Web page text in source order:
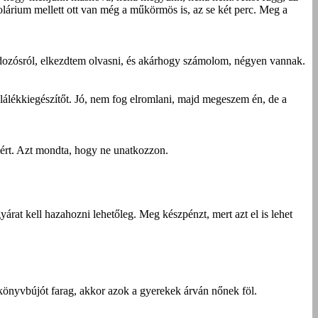
mellett ott van még a műkörmös is, az se két perc. Meg a
elkezdtem olvasni, és akárhogy számolom, négyen vannak.
Jó, nem fog elromlani, majd megeszem én, de a
Azt mondta, hogy ne unatkozzon.
kell hazahozni lehetőleg. Meg készpénzt, mert azt el is lehet
farag, akkor azok a gyerekek árván nőnek föl.